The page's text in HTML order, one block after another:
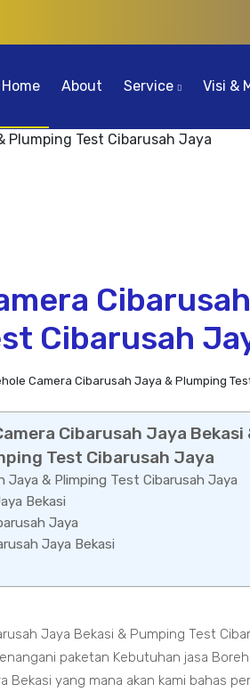
Home About Service Visi &
Cibarusah
Camera Cibarusah Jaya & Plumping
Cibarusah Jaya Bekasi
Test Cibarusah Jaya
Jaya & Plimping Test Cibarusah Jaya
Bekasi
Jaya
Jaya Bekasi
Jaya Bekasi & Pumping Test
paketan Kebutuhan jasa
Bekasi yang mana akan kami bahas